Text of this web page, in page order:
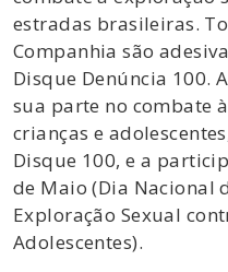
estradas brasileiras.
Companhia são
Disque Denúncia 100.
sua parte no combate
crianças e
Disque 100, e a
de Maio (Dia Nacional
Exploração Sexual
Adolescentes).